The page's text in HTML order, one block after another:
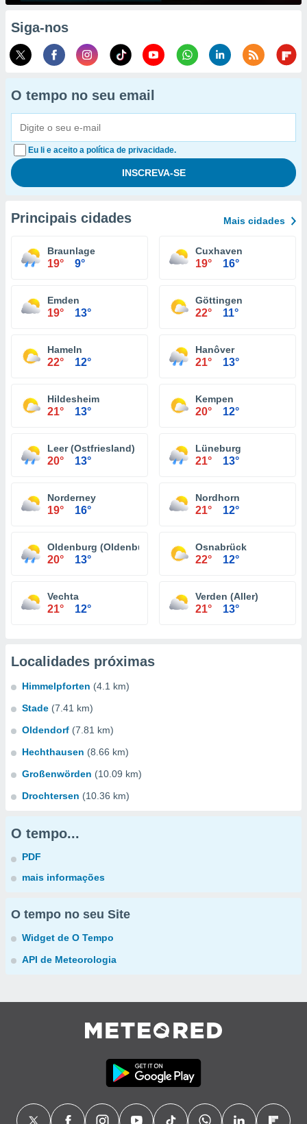
Siga-nos
O tempo no seu email
Eu li e aceito a política de privacidade.
Principais cidades Mais cidades
Braunlage
19° 9°
Cuxhaven
19° 16°
Emden
19° 13°
Göttingen
22° 11°
Hameln
22° 12°
Hanôver
21° 13°
Hildesheim
21° 13°
Kempen
20° 12°
Leer (Ostfriesland)
20° 13°
Lüneburg
21° 13°
Norderney
19° 16°
Nordhorn
21° 12°
Oldenburg (Oldenburg)
20° 13°
Osnabrück
22° 12°
Vechta
21° 12°
Verden (Aller)
21° 13°
Localidades próximas
Himmelpforten (4.1 km)
Stade (7.41 km)
Oldendorf (7.81 km)
Hechthausen (8.66 km)
Großenwörden (10.09 km)
Drochtersen (10.36 km)
O tempo...
PDF
mais informações
O tempo no seu Site
Widget de O Tempo
API de Meteorologia